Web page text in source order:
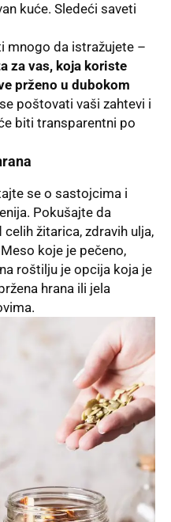
kuće. Sledeći saveti
mnogo da istražujete –
za vas, koja koriste
prženo u dubokom
poštovati vaši zahtevi i
biti transparentni po
se o sastojcima i
Pokušajte da
žitarica, zdravih ulja,
koje je pečeno,
roštilju je opcija koja je
hrana ili jela